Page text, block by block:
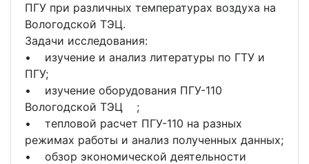
ПГУ при различных температурах воздуха на
Вологодской ТЭЦ.
Задачи исследования:
• изучение и анализ литературы по ГТУ и
ПГУ;
• изучение оборудования ПГУ-110
Вологодской ТЭЦ ;
• тепловой расчет ПГУ-110 на разных
режимах работы и анализ полученных данных;
• обзор экономической деятельности